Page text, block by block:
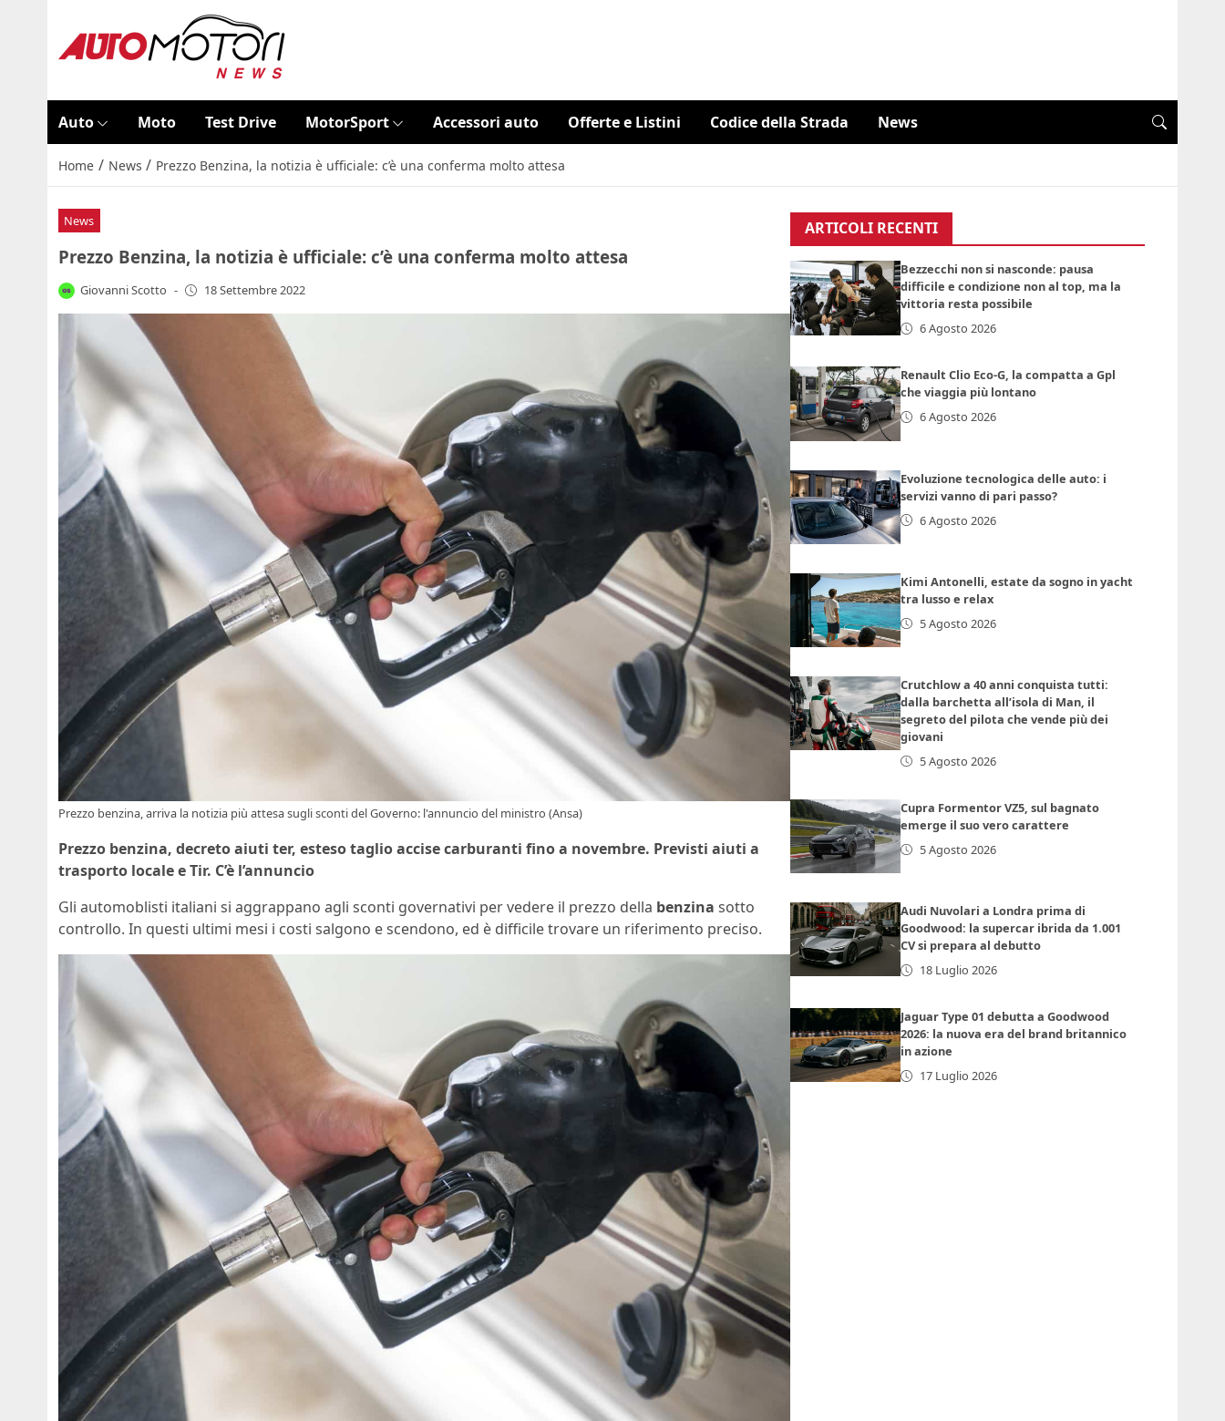
Auto Moto Test Drive MotorSport Accessori auto Offerte e Listini Codice della Strada News
Home / News / Prezzo Benzina, la notizia è ufficiale: c’è una conferma molto attesa
News
Prezzo Benzina, la notizia è ufficiale: c’è una conferma molto attesa
Giovanni Scotto - 18 Settembre 2022
Prezzo benzina, arriva la notizia più attesa sugli sconti del Governo: l'annuncio del ministro (Ansa)
Prezzo benzina, decreto aiuti ter, esteso taglio accise carburanti fino a novembre. Previsti aiuti a
trasporto locale e Tir. C’è l’annuncio
Gli automoblisti italiani si aggrappano agli sconti governativi per vedere il prezzo della benzina sotto
controllo. In questi ultimi mesi i costi salgono e scendono, ed è difficile trovare un riferimento preciso.
ARTICOLI RECENTI
Bezzecchi non si nasconde: pausa
difficile e condizione non al top, ma la
vittoria resta possibile
6 Agosto 2026
Renault Clio Eco-G, la compatta a Gpl
che viaggia più lontano
6 Agosto 2026
Evoluzione tecnologica delle auto: i
servizi vanno di pari passo?
6 Agosto 2026
Kimi Antonelli, estate da sogno in yacht
tra lusso e relax
5 Agosto 2026
Crutchlow a 40 anni conquista tutti:
dalla barchetta all’isola di Man, il
segreto del pilota che vende più dei
giovani
5 Agosto 2026
Cupra Formentor VZ5, sul bagnato
emerge il suo vero carattere
5 Agosto 2026
Audi Nuvolari a Londra prima di
Goodwood: la supercar ibrida da 1.001
CV si prepara al debutto
18 Luglio 2026
Jaguar Type 01 debutta a Goodwood
2026: la nuova era del brand britannico
in azione
17 Luglio 2026